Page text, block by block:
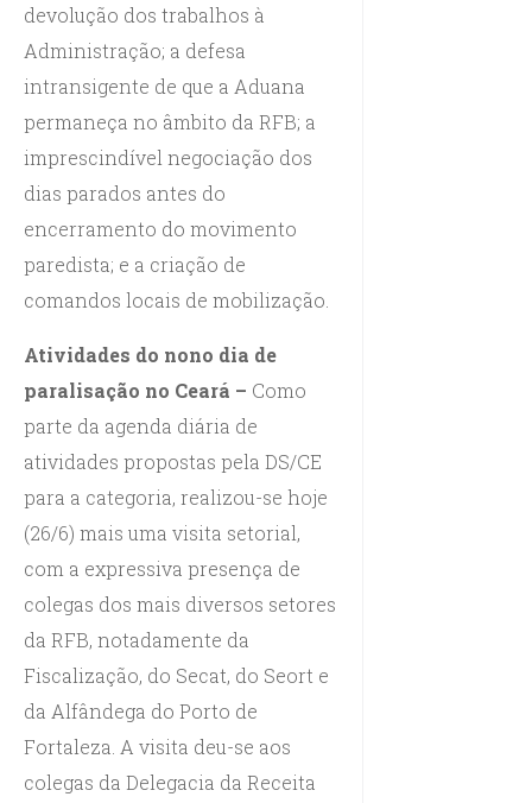
devolução dos trabalhos à
Administração; a defesa
intransigente de que a Aduana
permaneça no âmbito da RFB; a
imprescindível negociação dos
dias parados antes do
encerramento do movimento
paredista; e a criação de
comandos locais de mobilização.
Atividades do nono dia de
paralisação no Ceará – Como
parte da agenda diária de
atividades propostas pela DS/CE
para a categoria, realizou-se hoje
(26/6) mais uma visita setorial,
com a expressiva presença de
colegas dos mais diversos setores
da RFB, notadamente da
Fiscalização, do Secat, do Seort e
da Alfândega do Porto de
Fortaleza. A visita deu-se aos
colegas da Delegacia da Receita